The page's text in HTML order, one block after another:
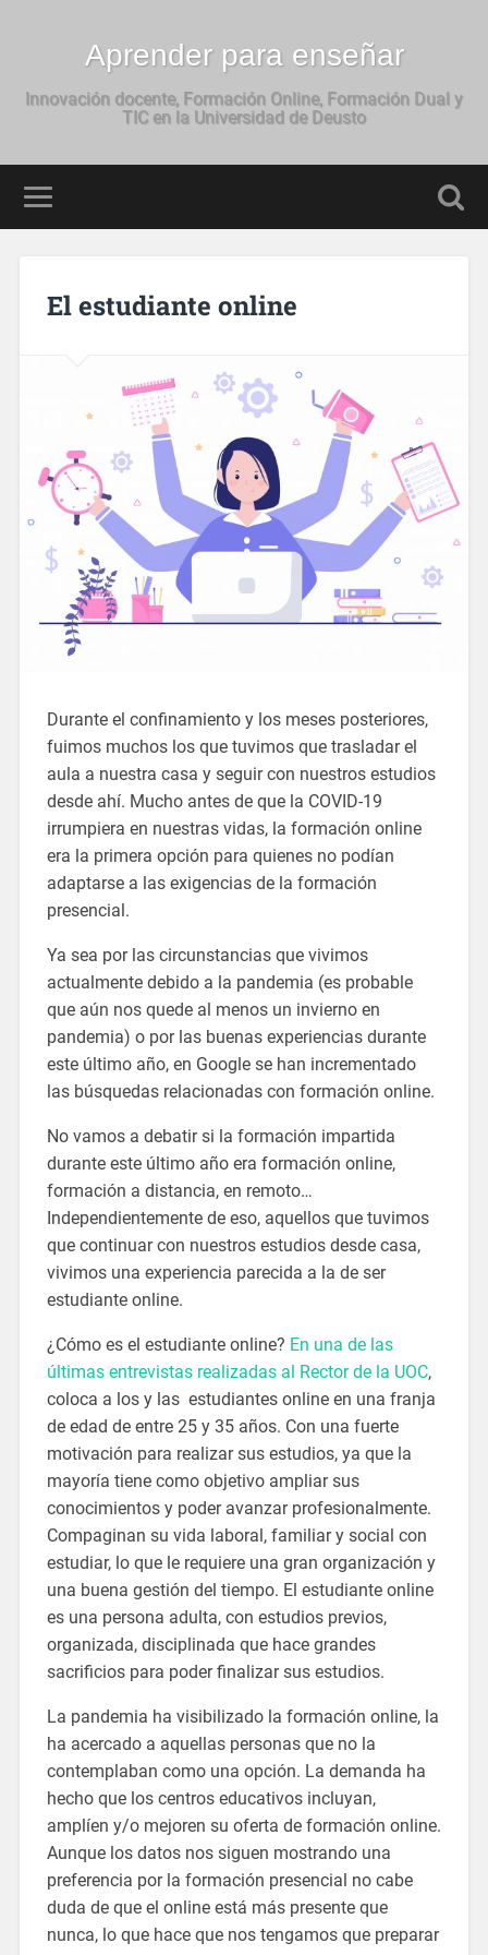
Aprender para enseñar
Innovación docente, Formación Online, Formación Dual y
TIC en la Universidad de Deusto
El estudiante online
Durante el confinamiento y los meses posteriores,
fuimos muchos los que tuvimos que trasladar el
aula a nuestra casa y seguir con nuestros estudios
desde ahí. Mucho antes de que la COVID-19
irrumpiera en nuestras vidas, la formación online
era la primera opción para quienes no podían
adaptarse a las exigencias de la formación
presencial.
Ya sea por las circunstancias que vivimos
actualmente debido a la pandemia (es probable
que aún nos quede al menos un invierno en
pandemia) o por las buenas experiencias durante
este último año, en Google se han incrementado
las búsquedas relacionadas con formación online.
No vamos a debatir si la formación impartida
durante este último año era formación online,
formación a distancia, en remoto…
Independientemente de eso, aquellos que tuvimos
que continuar con nuestros estudios desde casa,
vivimos una experiencia parecida a la de ser
estudiante online.
¿Cómo es el estudiante online? En una de las
últimas entrevistas realizadas al Rector de la UOC,
coloca a los y las estudiantes online en una franja
de edad de entre 25 y 35 años. Con una fuerte
motivación para realizar sus estudios, ya que la
mayoría tiene como objetivo ampliar sus
conocimientos y poder avanzar profesionalmente.
Compaginan su vida laboral, familiar y social con
estudiar, lo que le requiere una gran organización y
una buena gestión del tiempo. El estudiante online
es una persona adulta, con estudios previos,
organizada, disciplinada que hace grandes
sacrificios para poder finalizar sus estudios.
La pandemia ha visibilizado la formación online, la
ha acercado a aquellas personas que no la
contemplaban como una opción. La demanda ha
hecho que los centros educativos incluyan,
amplíen y/o mejoren su oferta de formación online.
Aunque los datos nos siguen mostrando una
preferencia por la formación presencial no cabe
duda de que el online está más presente que
nunca, lo que hace que nos tengamos que preparar